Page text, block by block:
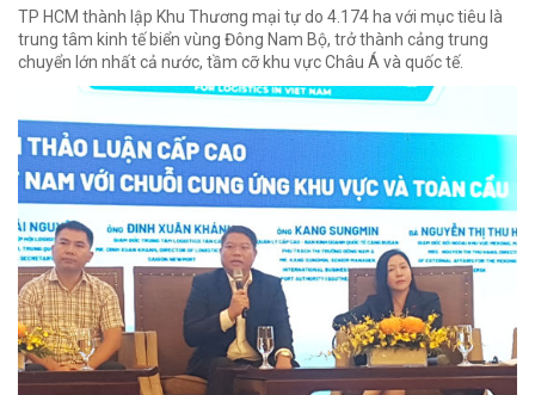
TP HCM thành lập Khu Thương mại tự do 4.174 ha với mục tiêu là
trung tâm kinh tế biển vùng Đông Nam Bộ, trở thành cảng trung
chuyển lớn nhất cả nước, tầm cỡ khu vực Châu Á và quốc tế.